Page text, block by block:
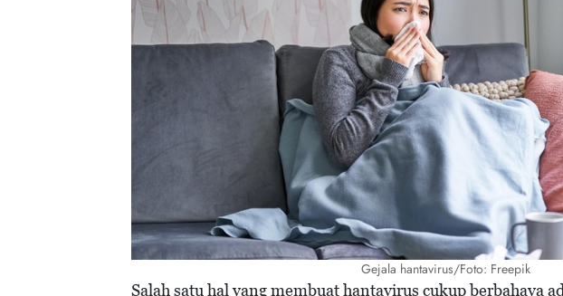
Gejala hantavirus/Foto: Freepik
Salah satu hal yang membuat hantavirus cukup berbahaya